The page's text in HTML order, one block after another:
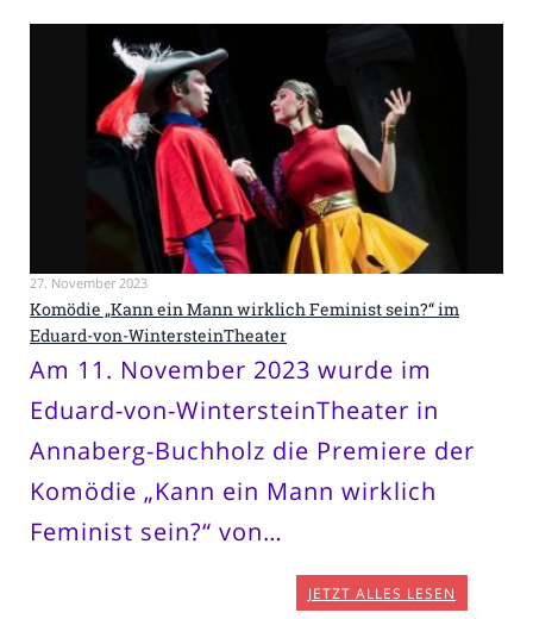
27. November 2023
Komödie „Kann ein Mann wirklich Feminist sein?“ im
Eduard-von-WintersteinTheater
Am 11. November 2023 wurde im
Eduard-von-WintersteinTheater in
Annaberg-Buchholz die Premiere der
Komödie „Kann ein Mann wirklich
Feminist sein?“ von…
JETZT ALLES LESEN